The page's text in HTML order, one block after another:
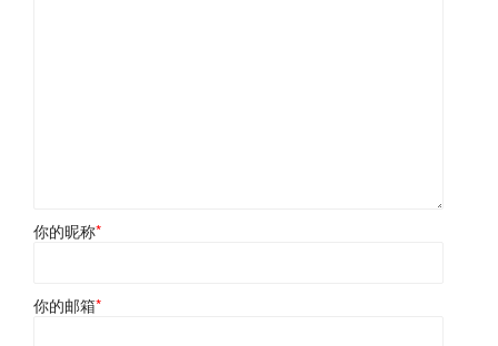
你的昵称*
你的邮箱*